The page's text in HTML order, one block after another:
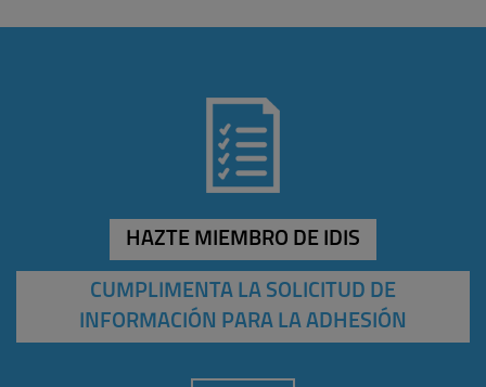
HAZTE MIEMBRO DE IDIS
CUMPLIMENTA LA SOLICITUD DE
INFORMACIÓN PARA LA ADHESIÓN